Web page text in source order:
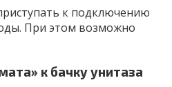
к подключению
При этом возможно
к бачку унитаза